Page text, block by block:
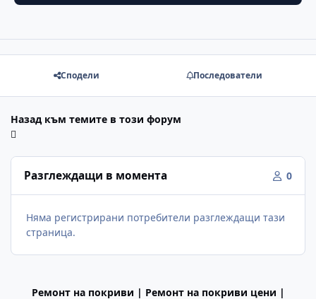
Сподели Последователи
Назад към темите в този форум
Разглеждащи в момента 0
Няма регистрирани потребители разглеждащи тази
страница.
Ремонт на покриви | Ремонт на покриви цени |